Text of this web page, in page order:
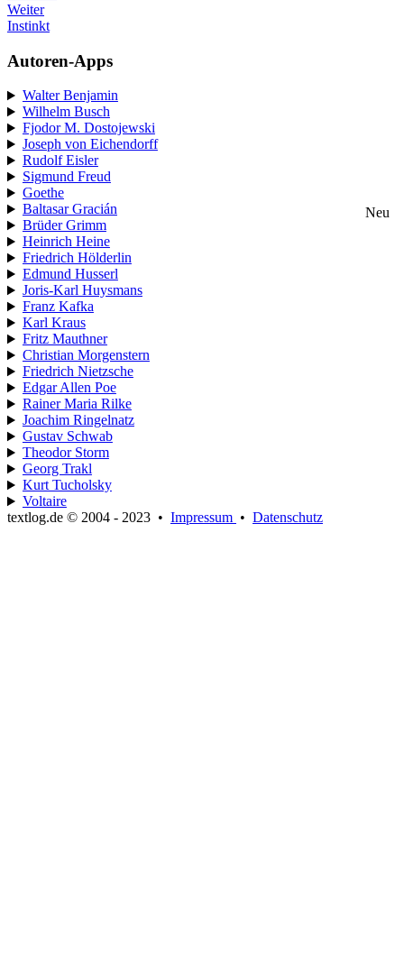
Weiter
Instinkt
Autoren-Apps
Walter Benjamin
Wilhelm Busch
Fjodor M. Dostojewski
Joseph von Eichendorff
Rudolf Eisler
Sigmund Freud
Goethe
Baltasar Gracián
Neu
Brüder Grimm
Heinrich Heine
Friedrich Hölderlin
Edmund Husserl
Joris-Karl Huysmans
Franz Kafka
Karl Kraus
Fritz Mauthner
Christian Morgenstern
Friedrich Nietzsche
Edgar Allen Poe
Rainer Maria Rilke
Joachim Ringelnatz
Gustav Schwab
Theodor Storm
Georg Trakl
Kurt Tucholsky
Voltaire
textlog.de © 2004 - 2023 • Impressum • Datenschutz